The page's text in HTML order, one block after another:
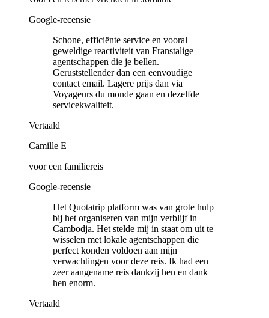
Google-recensie
Schone, efficiënte service en vooral
geweldige reactiviteit van Franstalige
agentschappen die je bellen.
Geruststellender dan een eenvoudige
contact email. Lagere prijs dan via
Voyageurs du monde gaan en dezelfde
servicekwaliteit.
Vertaald
Camille E
voor een familiereis
Google-recensie
Het Quotatrip platform was van grote hulp
bij het organiseren van mijn verblijf in
Cambodja. Het stelde mij in staat om uit te
wisselen met lokale agentschappen die
perfect konden voldoen aan mijn
verwachtingen voor deze reis. Ik had een
zeer aangename reis dankzij hen en dank
hen enorm.
Vertaald